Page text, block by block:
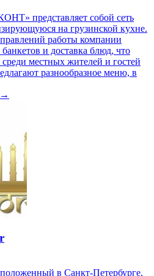
представляет собой сеть
на грузинской кухне.
работы компании
банкетов и доставка блюд, что
среди местных жителей и гостей
разнообразное меню, в
→
в Санкт-Петербурге,